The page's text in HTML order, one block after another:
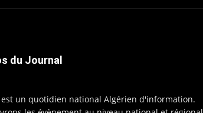
du Journal
est un quotidien national Algérien d'information.